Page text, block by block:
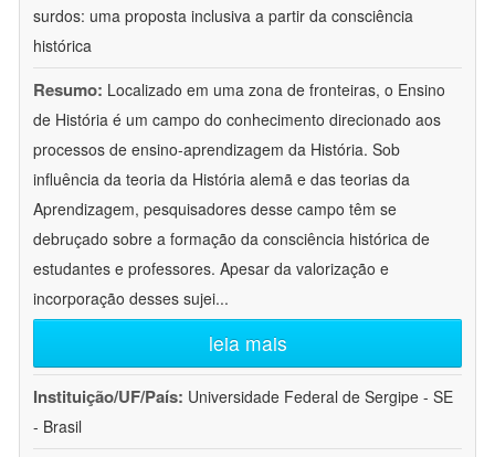
surdos: uma proposta inclusiva a partir da consciência
histórica
Resumo: Localizado em uma zona de fronteiras, o Ensino
de História é um campo do conhecimento direcionado aos
processos de ensino-aprendizagem da História. Sob
influência da teoria da História alemã e das teorias da
Aprendizagem, pesquisadores desse campo têm se
debruçado sobre a formação da consciência histórica de
estudantes e professores. Apesar da valorização e
incorporação desses sujei...
leia mais
Instituição/UF/País: Universidade Federal de Sergipe - SE
- Brasil